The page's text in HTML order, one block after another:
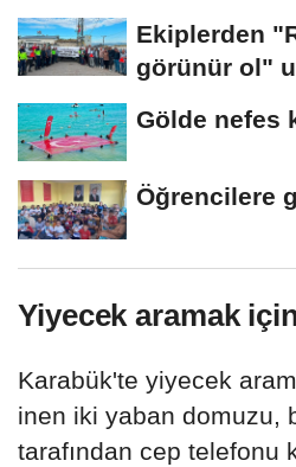
Ekiplerden
görünür ol"
Gölde nefes
Öğrencilere
Yiyecek aramak
Karabük'te yiyecek
inen iki yaban domuzu,
tarafından cep telefonu